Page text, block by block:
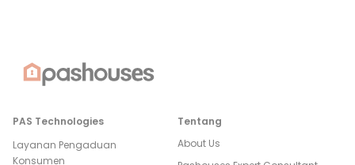
PAS Technologies
Layanan Pengaduan
Konsumen
Tentang
About Us